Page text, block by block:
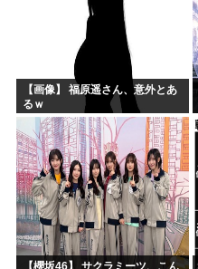
【画像】 福原遥さん、意外とあ
るｗ
【櫻坂46】 サクラミーツ、こん